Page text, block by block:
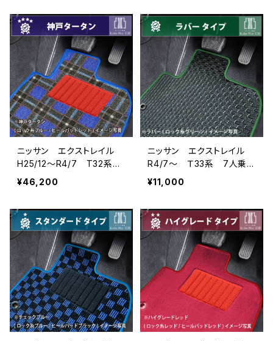
ニッサン エクストレイル
H25/12〜R4/7 T32系
7人乗 フロアマット一式
カーマット 神戸タータ
¥46,200
ニッサン エクストレイル
R4/7〜 Ｔ33系 7人乗
フロアマット一式 カーマッ
ト 防水 ラバータイプ
¥11,000